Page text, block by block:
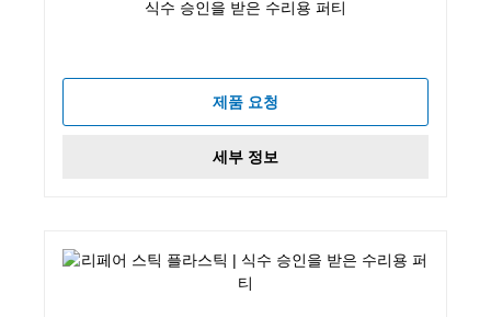
식수 승인을 받은 수리용 퍼티
제품 요청
세부 정보